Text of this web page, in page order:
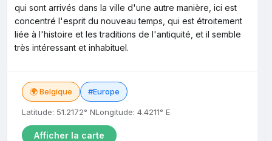
qui sont arrivés dans la ville d'une autre manière, ici est
concentré l'esprit du nouveau temps, qui est étroitement
liée à l'histoire et les traditions de l'antiquité, et il semble
très intéressant et inhabituel.
🌍 Belgique #Europe
Latitude: 51.2172° NLongitude: 4.4211° E
Afficher la carte